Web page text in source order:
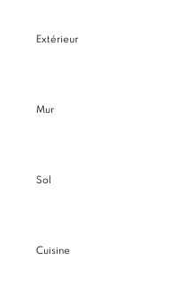
Extérieur
Mur
Sol
Cuisine